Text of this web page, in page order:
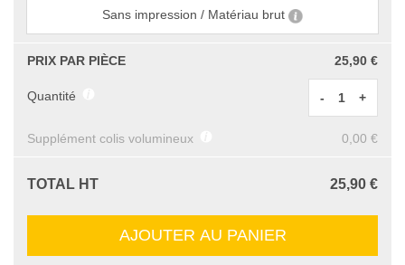
Sans impression / Matériau brut
PRIX PAR PIÈCE 25,90 €
Quantité - +
Supplément colis volumineux 0,00 €
TOTAL HT 25,90 €
AJOUTER AU PANIER